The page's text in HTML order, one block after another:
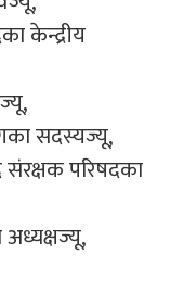
केन्द्रीय
सदस्यज्यू,
संरक्षक परिषदका